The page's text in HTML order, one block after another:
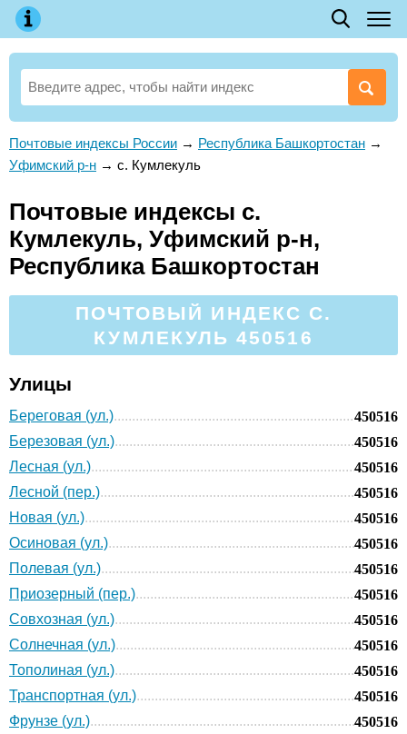
Почтовые индексы России → Республика Башкортостан →
Уфимский р-н → с. Кумлекуль
Почтовые индексы с.
Кумлекуль, Уфимский р-н,
Республика Башкортостан
ПОЧТОВЫЙ ИНДЕКС С.
КУМЛЕКУЛЬ 450516
Улицы
Береговая (ул.)
450516
Березовая (ул.)
450516
Лесная (ул.)
450516
Лесной (пер.)
450516
Новая (ул.)
450516
Осиновая (ул.)
450516
Полевая (ул.)
450516
Приозерный (пер.)
450516
Совхозная (ул.)
450516
Солнечная (ул.)
450516
Тополиная (ул.)
450516
Транспортная (ул.)
450516
Фрунзе (ул.)
450516